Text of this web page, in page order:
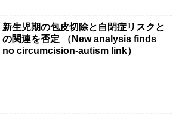
新生児期の包皮切除と自閉症リスクと
の関連を否定 （New analysis finds
no circumcision-autism link）